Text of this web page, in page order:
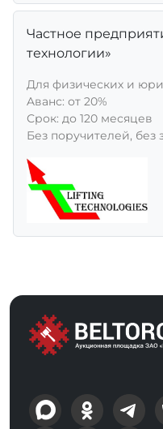
Частное
технологии»
Для физических и
Aванс: от 20%
Срок: до 120 месяцев
Без поручителей, без